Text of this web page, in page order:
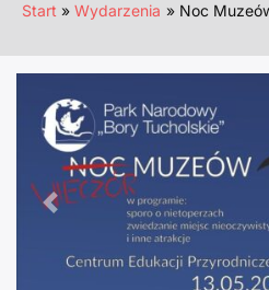
Start Wydarzenia Noc
Poprzednie